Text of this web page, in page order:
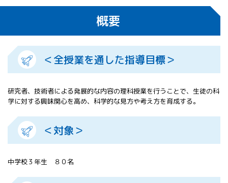
地域宇宙機
関会議）宇
宙教育 for
All 分科会
APRSAF宇宙
会合
APRSAFポス
ターコンテ
概要
＜全授業を通した指導目標＞
研究者、技術者による発展的な内容の理科授業を行うことで、生徒の科
学に対する興味関心を高め、科学的な見方や考え方を育成する。
＜対象＞
中学校３年生 ８０名